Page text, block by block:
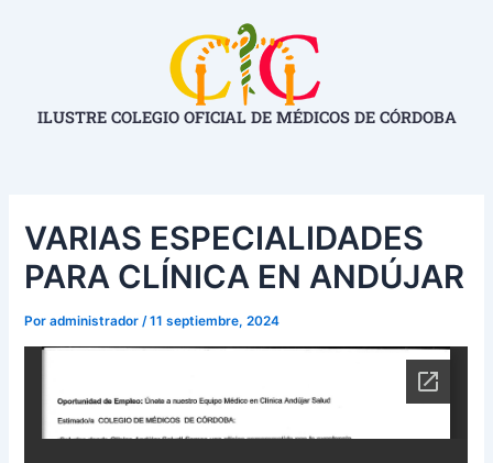
ILUSTRE COLEGIO OFICIAL DE MÉDICOS DE CÓRDOBA
VARIAS ESPECIALIDADES
PARA CLÍNICA EN ANDÚJAR
Poradministrador /11 septiembre, 2024